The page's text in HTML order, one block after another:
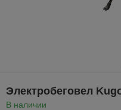
Электробеговел
В наличии